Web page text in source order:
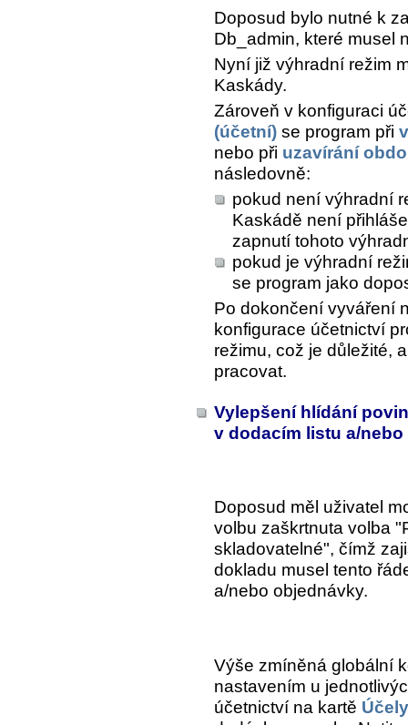
Doposud bylo nutné k
Db_admin, které musel
Nyní již výhradní režim
Kaskády.
Zároveň v konfiguraci
(účetní) se program při
nebo při uzavírání
následovně:
pokud není výhradní
Kaskádě není
zapnutí tohoto
pokud je výhradní
se program jako
Po dokončení vyváření
konfigurace účetnictví
režimu, což je důležité,
pracovat.
Vylepšení hlídání
v dodacím listu a/
Doposud měl uživatel
volbu zaškrtnuta volba
skladovatelné", čímž
dokladu musel tento
a/nebo objednávky.
Výše zmíněná globální
nastavením u
účetnictví na kartě